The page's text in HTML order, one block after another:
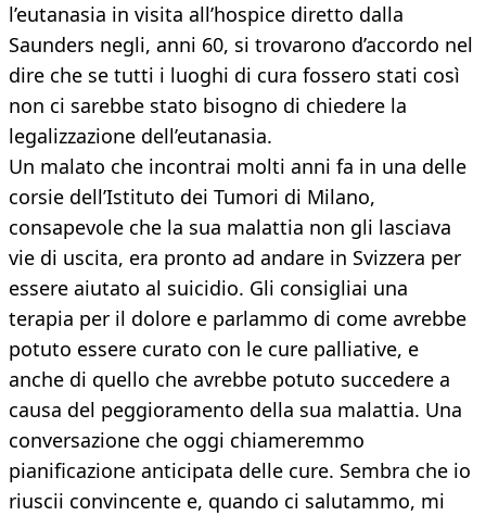
l’eutanasia in visita all’hospice diretto dalla
Saunders negli, anni 60, si trovarono d’accordo nel
dire che se tutti i luoghi di cura fossero stati così
non ci sarebbe stato bisogno di chiedere la
legalizzazione dell’eutanasia.
Un malato che incontrai molti anni fa in una delle
corsie dell’Istituto dei Tumori di Milano,
consapevole che la sua malattia non gli lasciava
vie di uscita, era pronto ad andare in Svizzera per
essere aiutato al suicidio. Gli consigliai una
terapia per il dolore e parlammo di come avrebbe
potuto essere curato con le cure palliative, e
anche di quello che avrebbe potuto succedere a
causa del peggioramento della sua malattia. Una
conversazione che oggi chiameremmo
pianificazione anticipata delle cure. Sembra che io
riuscii convincente e, quando ci salutammo, mi